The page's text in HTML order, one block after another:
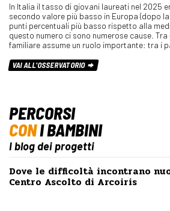
In Italia il tasso di giovani laureati nel 2025
secondo valore più basso in Europa (dopo
punti percentuali più basso rispetto alla
questo numero ci sono numerose cause.
familiare assume un ruolo importante: tra i
VAI ALL'OSSERVATORIO
PERCORSI
CONI BAMBINI
I blog dei progetti
Dove le difficoltà incontrano
Centro Ascolto di Arcoiris